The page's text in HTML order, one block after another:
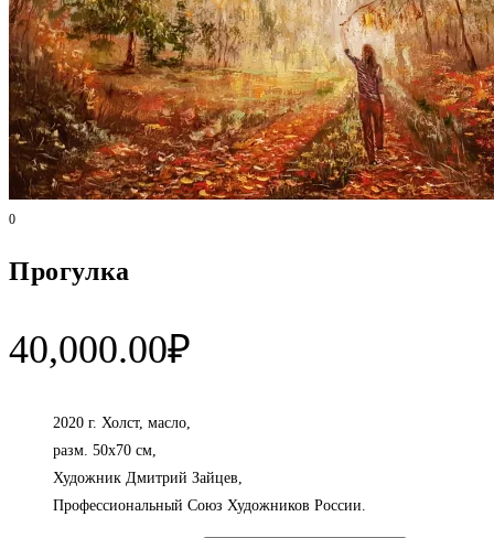
0
Прогулка
40,000.00₽
2020 г. Холст, масло,
разм. 50х70 см,
Художник Дмитрий Зайцев,
Профессиональный Союз Художников России.